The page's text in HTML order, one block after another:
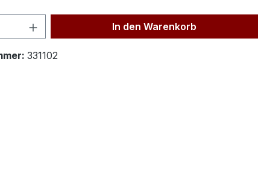
Anzahl: Gib den gewünschten Wert
In den Warenkorb
331102